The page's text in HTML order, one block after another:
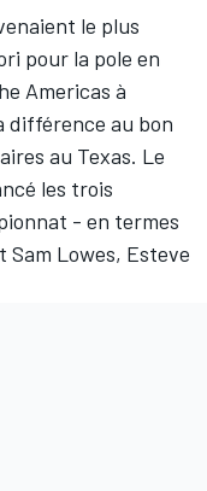
le plus
pour la pole en
Americas à
différence au bon
au Texas. Le
les trois
- en termes
Lowes, Esteve